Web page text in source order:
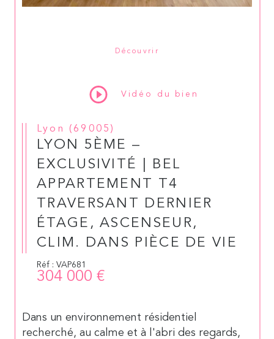
Découvrir
Vidéo du bien
Lyon (69005)
LYON 5ÈME –
EXCLUSIVITÉ | BEL
APPARTEMENT T4
TRAVERSANT DERNIER
ÉTAGE, ASCENSEUR,
CLIM. DANS PIÈCE DE VIE
Réf : VAP681
304 000 €
Dans un environnement résidentiel
recherché, au calme et à l'abri des regards,